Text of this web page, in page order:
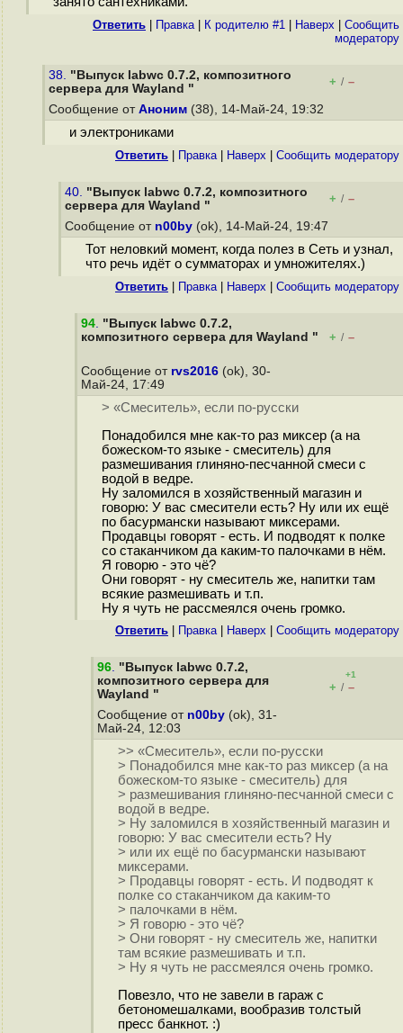
Ответить Правка| К родителю #1 Наверх
Cообщить
модератору
38. "Выпуск labwc 0.7.2, композитного
сервера для Wayland "
+ / –
Сообщение от Аноним (38), 14-Май-24, 19:32
и электрониками
Ответить Правка| Наверх Cообщить модератору
40. "Выпуск labwc 0.7.2, композитного
сервера для Wayland "
+ / –
Сообщение от n00by (ok), 14-Май-24, 19:47
Тот неловкий момент, когда полез в Сеть и узнал,
что речь идёт о сумматорах и умножителях.)
Ответить Правка| Наверх Cообщить модератору
94. "Выпуск labwc 0.7.2,
композитного сервера для Wayland "
+ / –
Сообщение от rvs2016 (ok), 30-
Май-24, 17:49
> «Смеситель», если по-русски
Понадобился мне как-то раз миксер (а на
божеском-то языке - смеситель) для
размешивания глиняно-песчанной смеси с
водой в ведре.
Ну заломился в хозяйственный магазин и
говорю: У вас смесители есть? Ну или их ещё
по басурмански называют миксерами.
Продавцы говорят - есть. И подводят к полке
со стаканчиком да каким-то палочками в нём.
Я говорю - это чё?
Они говорят - ну смеситель же, напитки там
всякие размешивать и т.п.
Ну я чуть не рассмеялся очень громко.
Ответить Правка| Наверх Cообщить модератору
96. "Выпуск labwc 0.7.2,
композитного сервера для
Wayland "
+1
+ / –
Сообщение от n00by (ok), 31-
Май-24, 12:03
>> «Смеситель», если по-русски
> Понадобился мне как-то раз миксер (а на
божеском-то языке - смеситель) для
> размешивания глиняно-песчанной смеси с
водой в ведре.
> Ну заломился в хозяйственный магазин и
говорю: У вас смесители есть? Ну
> или их ещё по басурмански называют
миксерами.
> Продавцы говорят - есть. И подводят к
полке со стаканчиком да каким-то
> палочками в нём.
> Я говорю - это чё?
> Они говорят - ну смеситель же, напитки
там всякие размешивать и т.п.
> Ну я чуть не рассмеялся очень громко.
Повезло, что не завели в гараж с
бетономешалками, вообразив толстый
пресс банкнот. :)